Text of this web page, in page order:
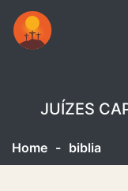
JUÍZES
Home - biblia